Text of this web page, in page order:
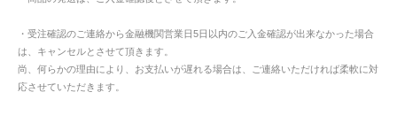
・受注確認のご連絡から金融機関営業日5日以内のご入金確認が出来なかった場合
は、キャンセルとさせて頂きます。
尚、何らかの理由により、お支払いが遅れる場合は、ご連絡いただければ柔軟に対
応させていただきます。